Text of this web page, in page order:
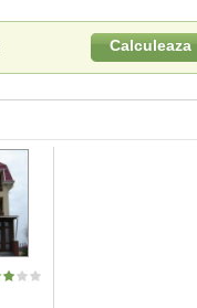
Calculeaza